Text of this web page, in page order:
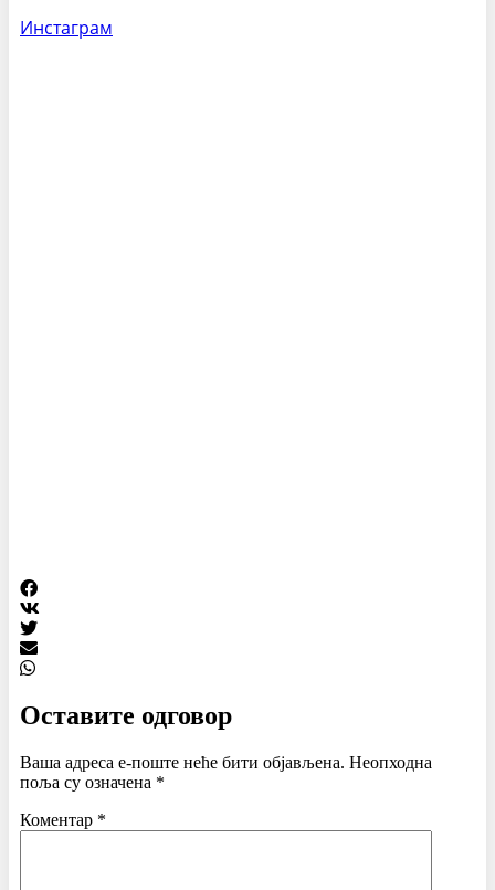
Инстаграм
Оставите одговор
Ваша адреса е-поште неће бити објављена. Неопходна
поља су означена *
Коментар *